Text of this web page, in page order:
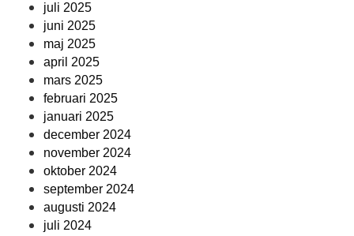
juli 2025
juni 2025
maj 2025
april 2025
mars 2025
februari 2025
januari 2025
december 2024
november 2024
oktober 2024
september 2024
augusti 2024
juli 2024